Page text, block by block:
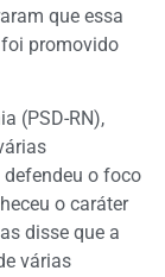
que essa
promovido
(PSD-RN),
defendeu o foco
o caráter
disse que a
várias